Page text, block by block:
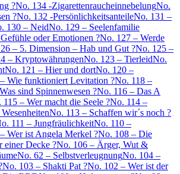
?No. 134 -ZigarettenraucheinnebelungNo.
?No. 132 -PersönlichkeitsanteileNo. 131 –
130 – NeidNo. 129 – Seelenfamilie
oder Emotionen ?No. 127 – Werde
– 5. Dimension – Hab und Gut ?No. 125 –
– KryptowährungenNo. 123 – TierleidNo.
No. 121 – Hier und dortNo. 120 –
Wie funktioniert Levitation ?No. 118 –
sind Spinnenwesen ?No. 116 – Das A
115 – Wer macht die Seele ?No. 114 –
No. 113 – Schaffen wir´s noch ?
111 – JungfräulichkeitNo. 110 –
Wer ist Angela Merkel ?No. 108 – Die
einer Decke ?No. 106 – Ärger, Wut &
No. 62 – SelbstverleugnungNo. 104 –
No. 103 – Shakti Pat ?No. 102 – Wer ist der